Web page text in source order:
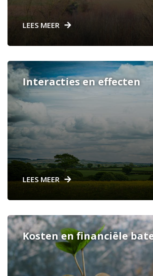
LEES MEER
Interacties en effecten
LEES MEER
Kosten en financiële